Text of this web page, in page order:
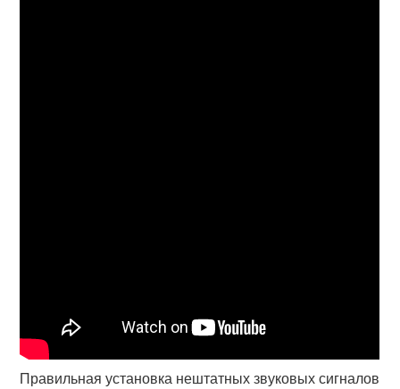
Правильная установка нештатных звуковых сигналов